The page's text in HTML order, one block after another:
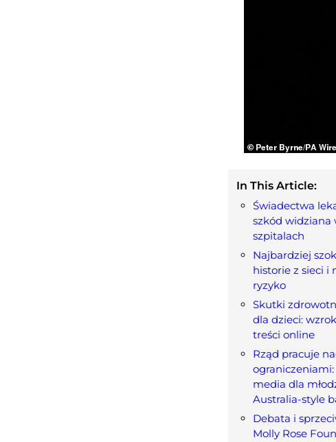
In This Article:
Świadectwa
szkód widziana
szpitalach
Najbardziej
historie z sieci i
ryzyko
Skutki
dla dzieci:
treści online
Rząd pracuje
ograniczeniami:
media dla
Australia-style
Debata i
Molly Rose